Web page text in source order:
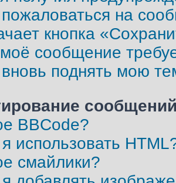
на
кнопка
сообщение
поднять мою
BBCode?
использовать
смайлики?